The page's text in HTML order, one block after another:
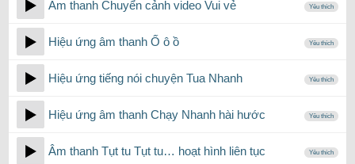
Âm thanh Chuyển cảnh video Vui vẻ Yêu thích
Hiệu ứng âm thanh Ố ô ồ Yêu thích
Hiệu ứng tiếng nói chuyện Tua Nhanh Yêu thích
Hiệu ứng âm thanh Chạy Nhanh hài hước Yêu thích
Âm thanh Tụt tu Tụt tu… hoạt hình liên tục Yêu thích